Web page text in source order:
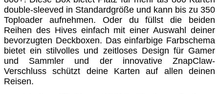
double-sleeved in Standardgröße und kann bis zu 350
Toploader aufnehmen. Oder du füllst die beiden
Reihen des Hives einfach mit einer Auswahl deiner
bevorzugten Deckboxen. Das einfarbige Farbschema
bietet ein stilvolles und zeitloses Design für Gamer
und Sammler und der innovative ZnapClaw-
Verschluss schützt deine Karten auf allen deinen
Reisen.